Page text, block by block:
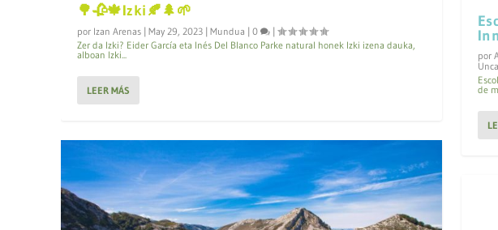
Proyectos Aukera y Ojalá
Publicado por Iker Peña|Dic 18, 2020|Mundua|0 |
🌳🥀🍁Izki🍂🌲🌱
por Izan Arenas | May 29, 2023 | Mundua | 0
|
Zer da Izki? Eider García eta Inés Del Blanco Parke natural honek Izki izena dauka,
alboan Izki...
LEER MÁS
por
de